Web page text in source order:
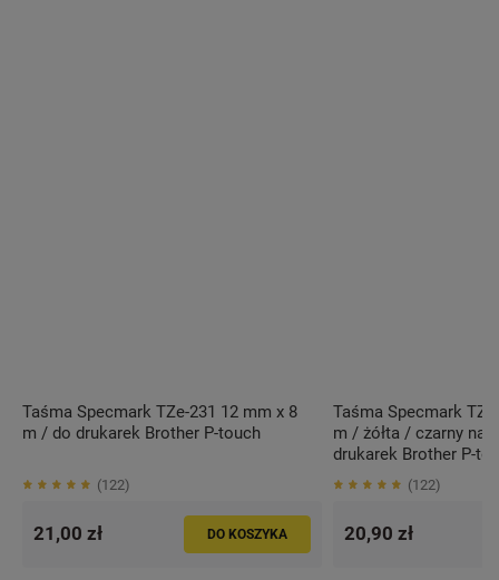
Taśma Specmark TZe-231 12 mm x 8
m / do drukarek Brother P-touch
122
21,00 zł DO KOSZYKA
Taśma Specmark
m / żółta / czarny
drukarek Brother P-
122
20,90 zł